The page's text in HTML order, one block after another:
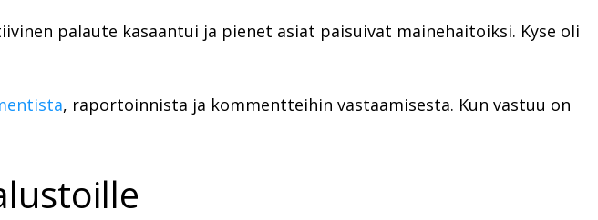
palaute kasaantui ja pienet asiat paisuivat mainehaitoiksi. Kyse oli
, raportoinnista ja kommentteihin vastaamisesta. Kun vastuu on